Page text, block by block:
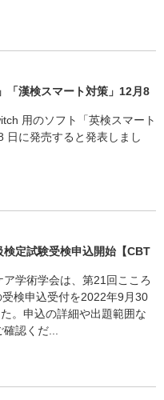
「漢検スマート対策」12月8
用のソフト「英検スマート
日に発売すると発表しまし
定試験受検申込開始【CBT
学術学会は、第21回こころ
検申込受付を2022年9月30
。申込の詳細や出題範囲な
認くだ...